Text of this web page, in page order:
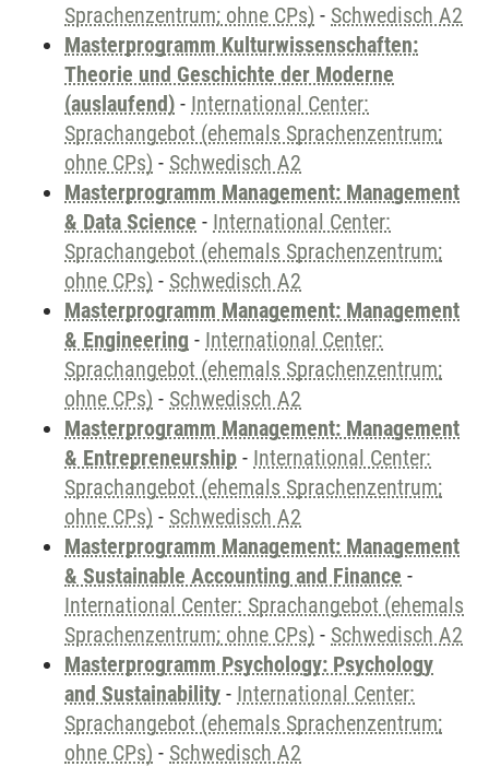
Sprachenzentrum; ohne CPs) - Schwedisch A2
Masterprogramm Kulturwissenschaften:
Theorie und Geschichte der Moderne
(auslaufend) - International Center:
Sprachangebot (ehemals Sprachenzentrum;
ohne CPs) - Schwedisch A2
Masterprogramm Management: Management
& Data Science - International Center:
Sprachangebot (ehemals Sprachenzentrum;
ohne CPs) - Schwedisch A2
Masterprogramm Management: Management
& Engineering - International Center:
Sprachangebot (ehemals Sprachenzentrum;
ohne CPs) - Schwedisch A2
Masterprogramm Management: Management
& Entrepreneurship - International Center:
Sprachangebot (ehemals Sprachenzentrum;
ohne CPs) - Schwedisch A2
Masterprogramm Management: Management
& Sustainable Accounting and Finance -
International Center: Sprachangebot (ehemals
Sprachenzentrum; ohne CPs) - Schwedisch A2
Masterprogramm Psychology: Psychology
and Sustainability - International Center:
Sprachangebot (ehemals Sprachenzentrum;
ohne CPs) - Schwedisch A2